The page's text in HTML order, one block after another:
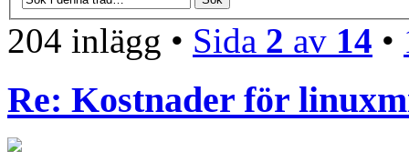
204 inlägg • Sida 2 av 14 •
Re: Kostnader för